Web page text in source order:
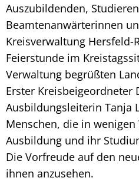
Auszubildenden,
Beamtenanwärterinnen
Kreisverwaltung Hersfeld-
Feierstunde im
Verwaltung begrüßten
Erster Kreisbeigeordneter
Ausbildungsleiterin Tanja
Menschen, die in
Ausbildung und ihr
Die Vorfreude auf den
ihnen anzusehen.